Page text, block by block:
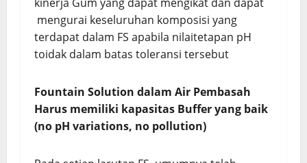
mengurai keseluruhan komposisi yang
terdapat dalam FS apabila nilaitetapan pH
toidak dalam batas toleransi tersebut
Fountain Solution dalam Air Pembasah
Harus memiliki kapasitas Buffer yang baik
(no pH variations, no pollution)